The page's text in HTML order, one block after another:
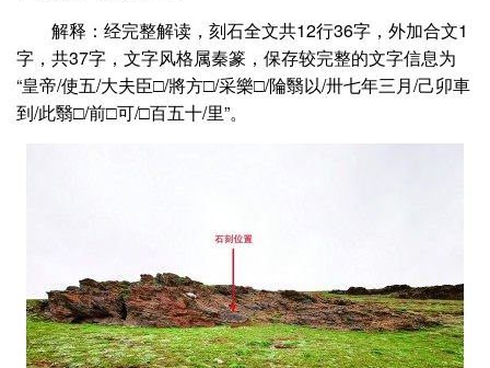
解释：经完整解读，刻石全文共12行36字，外加合文1
字，共37字，文字风格属秦篆，保存较完整的文字信息为
“皇帝/使五/大夫臣□/將方□/采樂□/陯翳以/卅七年三月/己卯車
到/此翳□/前□可/□百五十/里”。